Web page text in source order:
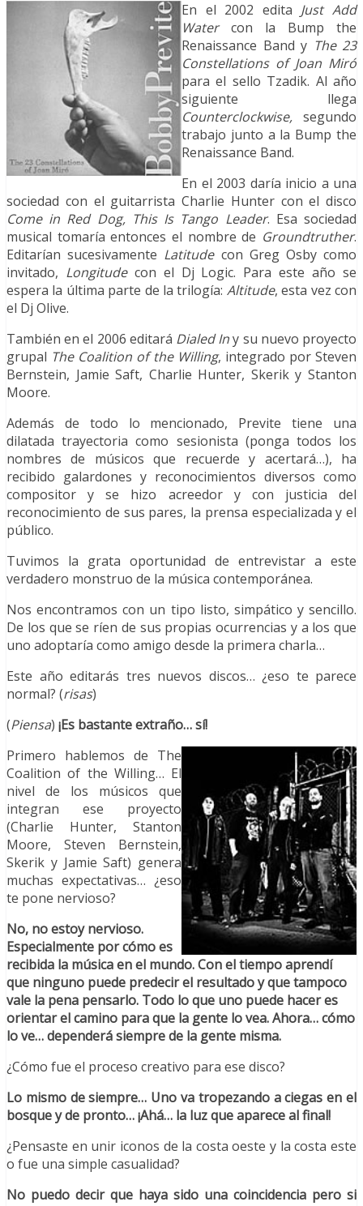
En el 2002 edita Just Add
Watercon la Bump the
Renaissance Band y The 23
Constellations of Joan Miró
para el sello Tzadik. Al año
siguiente llega
Counterclockwise, segundo
trabajo junto a la Bump the
Renaissance Band.
En el 2003 daría inicio a una
sociedad con el guitarrista Charlie Hunter con el disco
Come in Red Dog, This Is Tango Leader. Esa sociedad
musical tomaría entonces el nombre de Groundtruther.
Editarían sucesivamente Latitudecon Greg Osby como
invitado, Longitudecon el Dj Logic. Para este año se
espera la última parte de la trilogía: Altitude, esta vez con
el Dj Olive.
También en el 2006 editará Dialed Iny su nuevo proyecto
grupal The Coalition of the Willing, integrado por Steven
Bernstein, Jamie Saft, Charlie Hunter, Skerik y Stanton
Moore.
Además de todo lo mencionado, Previte tiene una
dilatada trayectoria como sesionista (ponga todos los
nombres de músicos que recuerde y acertará…), ha
recibido galardones y reconocimientos diversos como
compositor y se hizo acreedor y con justicia del
reconocimiento de sus pares, la prensa especializada y el
público.
Tuvimos la grata oportunidad de entrevistar a este
verdadero monstruo de la música contemporánea.
Nos encontramos con un tipo listo, simpático y sencillo.
De los que se ríen de sus propias ocurrencias y a los que
uno adoptaría como amigo desde la primera charla…
Este año editarás tres nuevos discos… ¿eso te parece
normal? (risas)
(Piensa) ¡Es bastante extraño… sí!
Primero hablemos de The
Coalition of the Willing… El
nivel de los músicos que
integran ese proyecto
(Charlie Hunter, Stanton
Moore, Steven Bernstein,
Skerik y Jamie Saft) genera
muchas expectativas… ¿eso
te pone nervioso?
No, no estoy nervioso.
Especialmente por cómo es
recibida la música en el mundo. Con el tiempo aprendí
que ninguno puede predecir el resultado y que tampoco
vale la pena pensarlo. Todo lo que uno puede hacer es
orientar el camino para que la gente lo vea. Ahora… cómo
lo ve… dependerá siempre de la gente misma.
¿Cómo fue el proceso creativo para ese disco?
Lo mismo de siempre… Uno va tropezando a ciegas en el
bosque y de pronto… ¡Ahá… la luz que aparece al final!
¿Pensaste en unir iconos de la costa oeste y la costa este
o fue una simple casualidad?
No puedo decir que haya sido una coincidencia pero si